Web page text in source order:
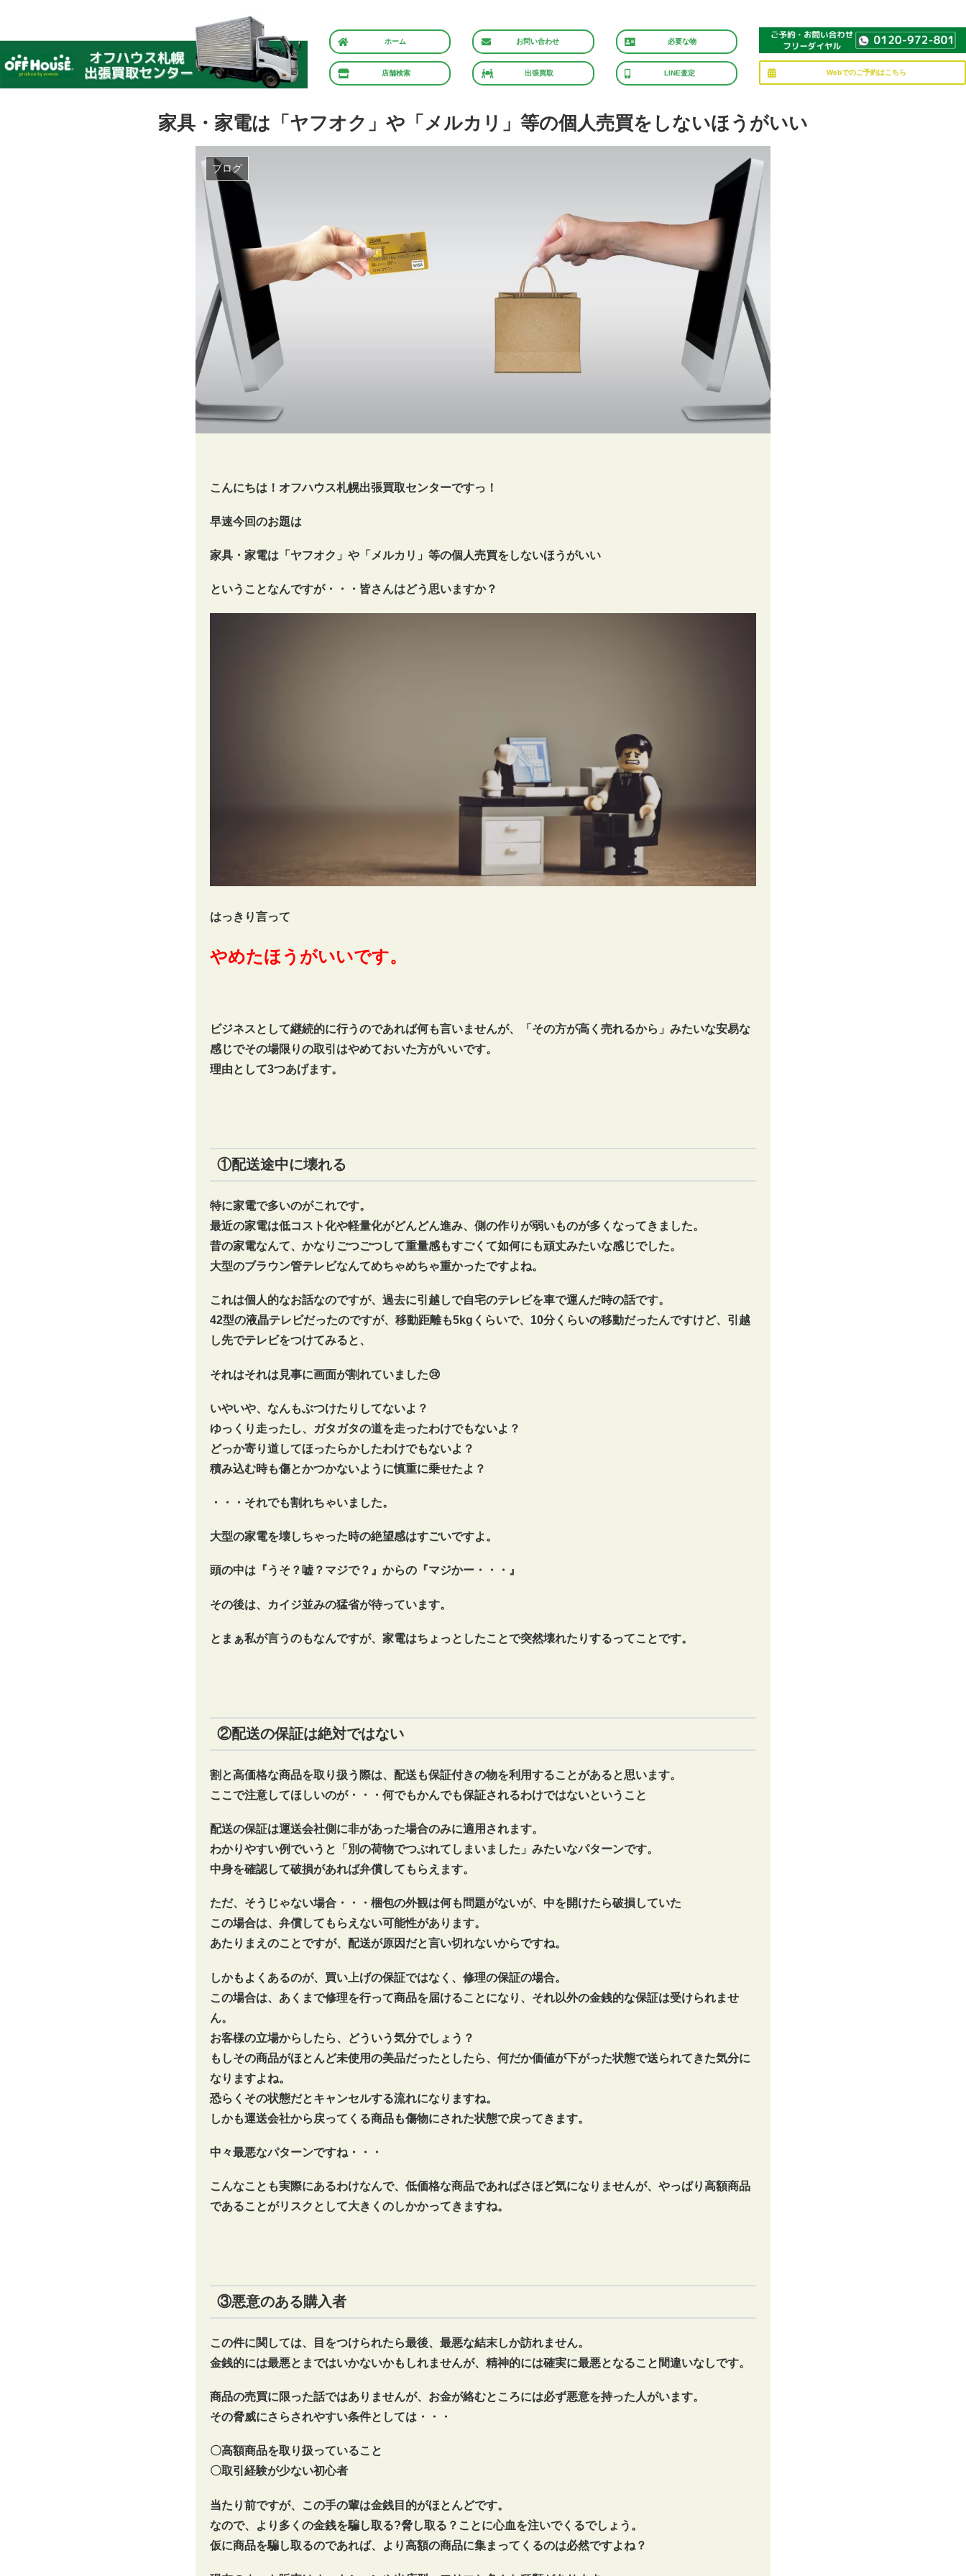
ホーム
店舗検索
お問い合わせ
出張買取
必要な物
LINE査定 Webでのご予約はこちら
家具・家電は「ヤフオク」や「メルカリ」等の個人売買をしないほうがいい
ブログ
こんにちは！オフハウス札幌出張買取センターですっ！
早速今回のお題は
家具・家電は「ヤフオク」や「メルカリ」等の個人売買をしないほうがいい
ということなんですが・・・皆さんはどう思いますか？
はっきり言って
やめたほうがいいです。
ビジネスとして継続的に行うのであれば何も言いませんが、「その方が高く売れるから」みたいな安易な
感じでその場限りの取引はやめておいた方がいいです。
理由として3つあげます。
①配送途中に壊れる
特に家電で多いのがこれです。
最近の家電は低コスト化や軽量化がどんどん進み、側の作りが弱いものが多くなってきました。
昔の家電なんて、かなりごつごつして重量感もすごくて如何にも頑丈みたいな感じでした。
大型のブラウン管テレビなんてめちゃめちゃ重かったですよね。
これは個人的なお話なのですが、過去に引越しで自宅のテレビを車で運んだ時の話です。
42型の液晶テレビだったのですが、移動距離も5kgくらいで、10分くらいの移動だったんですけど、引越
し先でテレビをつけてみると、
それはそれは見事に画面が割れていました😢
いやいや、なんもぶつけたりしてないよ？
ゆっくり走ったし、ガタガタの道を走ったわけでもないよ？
どっか寄り道してほったらかしたわけでもないよ？
積み込む時も傷とかつかないように慎重に乗せたよ？
・・・それでも割れちゃいました。
大型の家電を壊しちゃった時の絶望感はすごいですよ。
頭の中は『うそ？嘘？マジで？』からの『マジかー・・・』
その後は、カイジ並みの猛省が待っています。
とまぁ私が言うのもなんですが、家電はちょっとしたことで突然壊れたりするってことです。
②配送の保証は絶対ではない
割と高価格な商品を取り扱う際は、配送も保証付きの物を利用することがあると思います。
ここで注意してほしいのが・・・何でもかんでも保証されるわけではないということ
配送の保証は運送会社側に非があった場合のみに適用されます。
わかりやすい例でいうと「別の荷物でつぶれてしまいました」みたいなパターンです。
中身を確認して破損があれば弁償してもらえます。
ただ、そうじゃない場合・・・梱包の外観は何も問題がないが、中を開けたら破損していた
この場合は、弁償してもらえない可能性があります。
あたりまえのことですが、配送が原因だと言い切れないからですね。
しかもよくあるのが、買い上げの保証ではなく、修理の保証の場合。
この場合は、あくまで修理を行って商品を届けることになり、それ以外の金銭的な保証は受けられませ
ん。
お客様の立場からしたら、どういう気分でしょう？
もしその商品がほとんど未使用の美品だったとしたら、何だか価値が下がった状態で送られてきた気分に
なりますよね。
恐らくその状態だとキャンセルする流れになりますね。
しかも運送会社から戻ってくる商品も傷物にされた状態で戻ってきます。
中々最悪なパターンですね・・・
こんなことも実際にあるわけなんで、低価格な商品であればさほど気になりませんが、やっぱり高額商品
であることがリスクとして大きくのしかかってきますね。
③悪意のある購入者
この件に関しては、目をつけられたら最後、最悪な結末しか訪れません。
金銭的には最悪とまではいかないかもしれませんが、精神的には確実に最悪となること間違いなしです。
商品の売買に限った話ではありませんが、お金が絡むところには必ず悪意を持った人がいます。
その脅威にさらされやすい条件としては・・・
〇高額商品を取り扱っていること
〇取引経験が少ない初心者
当たり前ですが、この手の輩は金銭目的がほとんどです。
なので、より多くの金銭を騙し取る?脅し取る？ことに心血を注いでくるでしょう。
仮に商品を騙し取るのであれば、より高額の商品に集まってくるのは必然ですよね？